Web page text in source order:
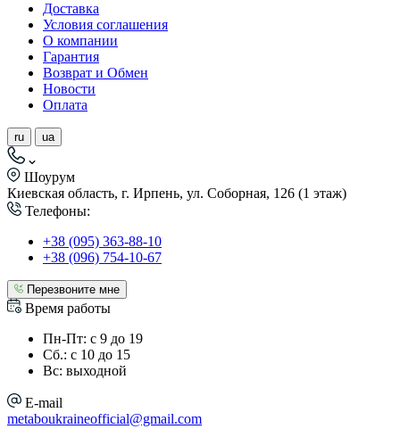
Доставка
Условия соглашения
О компании
Гарантия
Возврат и Обмен
Новости
Оплата
ru ua
Шоурум
Киевская область, г. Ирпень, ул. Соборная, 126 (1 этаж)
Телефоны:
+38 (095) 363-88-10
+38 (096) 754-10-67
Перезвоните мне
Время работы
Пн-Пт: с 9 до 19
Сб.: с 10 до 15
Вс: выходной
E-mail
metaboukraineofficial@gmail.com